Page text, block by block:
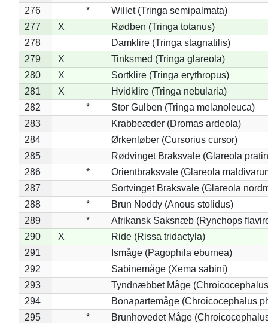
276
*
Willet (Tringa semipalmata)
277
X
Rødben (Tringa totanus)
278
Damklire (Tringa stagnatilis)
279
X
Tinksmed (Tringa glareola)
280
X
Sortklire (Tringa erythropus)
281
X
Hvidklire (Tringa nebularia)
282
*
Stor Gulben (Tringa melanoleuca)
283
Krabbeæder (Dromas ardeola)
284
Ørkenløber (Cursorius cursor)
285
Rødvinget Braksvale (Glareola
286
*
Orientbraksvale (Glareola
287
Sortvinget Braksvale (Glareola
288
*
Brun Noddy (Anous stolidus)
289
*
Afrikansk Saksnæb (Rynchops
290
X
Ride (Rissa tridactyla)
291
Ismåge (Pagophila eburnea)
292
Sabinemåge (Xema sabini)
293
Tyndnæbbet Måge
294
Bonapartemåge (Chroicocephalus
295
*
Brunhovedet Måge